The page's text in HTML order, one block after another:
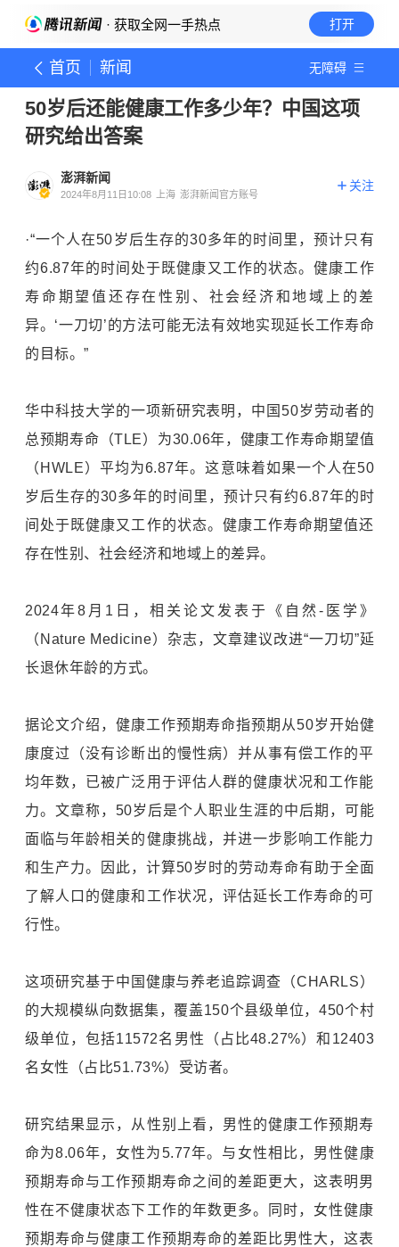
· 获取全网一手热点 打开
首页 新闻 无障碍
50岁后还能健康工作多少年？中国这项
研究给出答案
澎湃新闻
2024年8月11日10:08 上海 澎湃新闻官方账号
关注
·“一个人在50岁后生存的30多年的时间里，预计只有
约6.87年的时间处于既健康又工作的状态。健康工作
寿命期望值还存在性别、社会经济和地域上的差
异。‘一刀切’的方法可能无法有效地实现延长工作寿命
的目标。”
华中科技大学的一项新研究表明，中国50岁劳动者的
总预期寿命（TLE）为30.06年，健康工作寿命期望值
（HWLE）平均为6.87年。这意味着如果一个人在50
岁后生存的30多年的时间里，预计只有约6.87年的时
间处于既健康又工作的状态。健康工作寿命期望值还
存在性别、社会经济和地域上的差异。
2024年8月1日，相关论文发表于《自然-医学》
（Nature Medicine）杂志，文章建议改进“一刀切”延
长退休年龄的方式。
据论文介绍，健康工作预期寿命指预期从50岁开始健
康度过（没有诊断出的慢性病）并从事有偿工作的平
均年数，已被广泛用于评估人群的健康状况和工作能
力。文章称，50岁后是个人职业生涯的中后期，可能
面临与年龄相关的健康挑战，并进一步影响工作能力
和生产力。因此，计算50岁时的劳动寿命有助于全面
了解人口的健康和工作状况，评估延长工作寿命的可
行性。
这项研究基于中国健康与养老追踪调查（CHARLS）
的大规模纵向数据集，覆盖150个县级单位，450个村
级单位，包括11572名男性（占比48.27%）和12403
名女性（占比51.73%）受访者。
研究结果显示，从性别上看，男性的健康工作预期寿
命为8.06年，女性为5.77年。与女性相比，男性健康
预期寿命与工作预期寿命之间的差距更大，这表明男
性在不健康状态下工作的年数更多。同时，女性健康
预期寿命与健康工作预期寿命的差距比男性大，这表